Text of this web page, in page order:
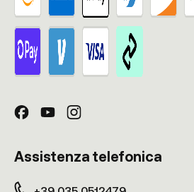
Assistenza telefonica